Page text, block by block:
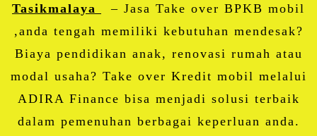
Tasikmalaya
– Jasa Take over BPKB mobil
,anda tengah memiliki kebutuhan mendesak?
Biaya pendidikan anak, renovasi rumah atau
modal usaha? Take over Kredit mobil melalui
ADIRA Finance bisa menjadi solusi terbaik
dalam pemenuhan berbagai keperluan anda.